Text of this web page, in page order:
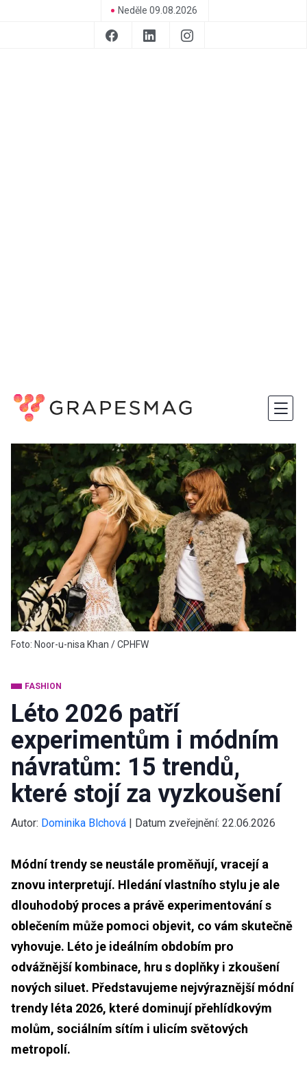
Neděle 09.08.2026
Foto: Noor-u-nisa Khan / CPHFW
FASHION
Léto 2026 patří
experimentům i módním
návratům: 15 trendů,
které stojí za vyzkoušení
Autor: Dominika Blchová | Datum zveřejnění: 22.06.2026
Módní trendy se neustále proměňují, vracejí a
znovu interpretují. Hledání vlastního stylu je ale
dlouhodobý proces a právě experimentování s
oblečením může pomoci objevit, co vám skutečně
vyhovuje. Léto je ideálním obdobím pro
odvážnější kombinace, hru s doplňky i zkoušení
nových siluet. Představujeme nejvýraznější módní
trendy léta 2026, které dominují přehlídkovým
molům, sociálním sítím i ulicím světových
metropolí.